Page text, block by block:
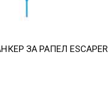
ЗА РАПЕЛ ESCAPER